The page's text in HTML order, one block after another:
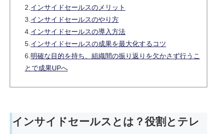
2. インサイドセールスのメリット
3. インサイドセールスのやり方
4. インサイドセールスの導入方法
5. インサイドセールスの成果を最大化するコツ
6. 明確な目的を持ち、組織間の振り返りを欠かさず行うこ
とで成果UPへ
インサイドセールスとは？役割とテレ